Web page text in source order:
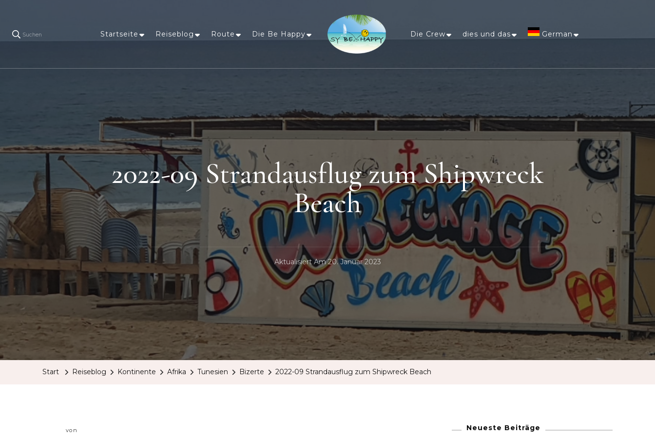
Suchen Startseite Reiseblog Route Die Be Happy Die Crew dies und das German
French
German
Greek
Maltese
Spanish
2022-09 Strandausflug zum Shipwreck
Beach
Aktualisiert Am20. Januar 2023
Start Reiseblog Kontinente Afrika Tunesien Bizerte 2022-09 Strandausflug zum Shipwreck Beach
von Neueste Beiträge